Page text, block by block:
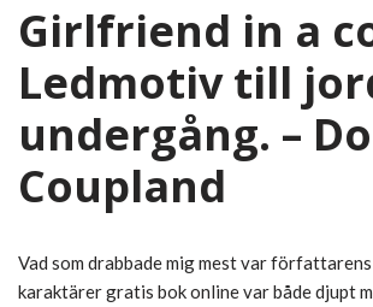
Girlfriend in a
Ledmotiv till
undergång. –
Coupland
Vad som drabbade mig mest var
karaktärer gratis bok online var både djupt